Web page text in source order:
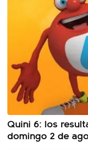
Quini 6: los
domingo 2 de